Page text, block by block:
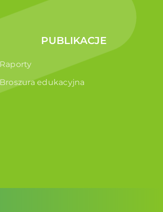
PUBLIKACJE
Raporty
Broszura edukacyjna